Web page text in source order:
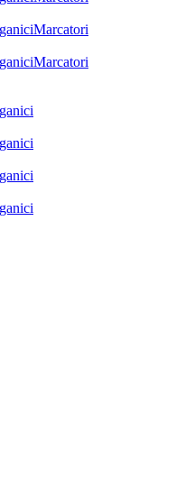
Marcatori
Marcatori